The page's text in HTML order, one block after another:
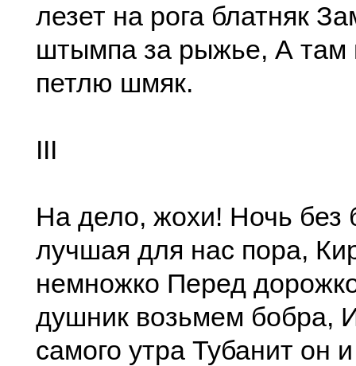
лезет на рога блатняк
штымпа за рыжье, А там
петлю шмяк.
III
На дело, жохи! Ночь без
лучшая для нас пора,
немножко Перед
душник возьмем бобра,
самого утра Тубанит он